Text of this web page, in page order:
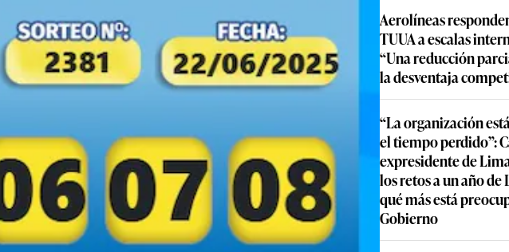
Aerolíneas
TUUA a escalas
“Una reducción
la desventaja
“La organización
el tiempo perdido”:
expresidente de
los retos a un año de
qué más está
Gobierno